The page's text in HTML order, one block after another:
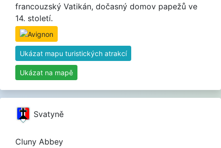
francouzský Vatikán, dočasný domov papežů ve
14. století.
Ukázat mapu turistických atrakcí
Ukázat na mapě
Svatyně
Cluny Abbey